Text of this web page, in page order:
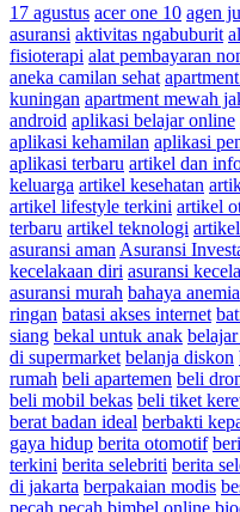
17 agustus acer one 10 agen
asuransi aktivitas ngabuburit
fisioterapi alat pembayaran
aneka camilan sehat
kuningan apartment mewah
android aplikasi belajar online
aplikasi kehamilan aplikasi
aplikasi terbaru artikel dan
keluarga artikel kesehatan
artikel lifestyle terkini artikel
terbaru artikel teknologi
asuransi aman Asuransi
kecelakaan diri asuransi
asuransi murah bahaya anemia
ringan batasi akses internet
siang bekal untuk anak
di supermarket belanja diskon
rumah beli apartemen beli
beli mobil bekas beli tiket
berat badan ideal berbakti
gaya hidup berita otomotif
terkini berita selebriti berita
di jakarta berpakaian modis
pecah pecah bimbel online